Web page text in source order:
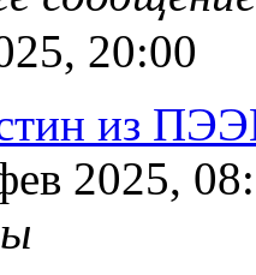
20:00
из
2025,